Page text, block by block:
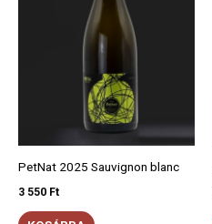
PetNat 2025 Sauvignon blanc
3 550 Ft